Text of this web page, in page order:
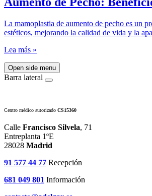
La mamoplastia de aumento de pecho es un
estéticos, mejorando la calidad de vida y la
Lea más »
Open side menu
Barra lateral
Centro médico autorizado CS15360
Calle Francisco Silvela, 71
Entreplanta 1ºE
28028 Madrid
91 577 44 77 Recepción
681 049 801 Información